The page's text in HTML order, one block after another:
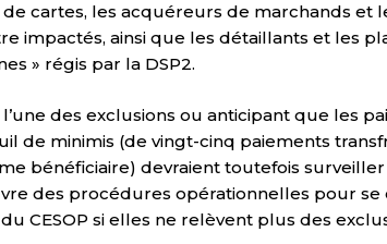
cartes, les acquéreurs de marchands et
impactés, ainsi que les détaillants et les
» régis par la DSP2.
des exclusions ou anticipant que les
de minimis (de vingt-cinq paiements
bénéficiaire) devraient toutefois
des procédures opérationnelles pour se
CESOP si elles ne relèvent plus des